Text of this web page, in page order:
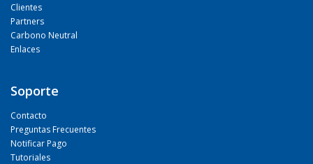
Clientes
Partners
Carbono Neutral
Enlaces
Soporte
Contacto
Preguntas Frecuentes
Notificar Pago
Tutoriales